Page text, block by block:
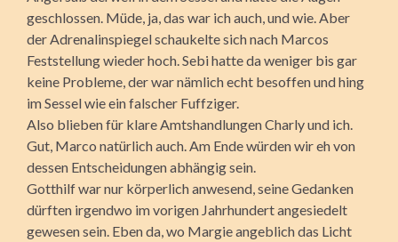
geschlossen. Müde, ja, das war ich auch, und wie. Aber
der Adrenalinspiegel schaukelte sich nach Marcos
Feststellung wieder hoch. Sebi hatte da weniger bis gar
keine Probleme, der war nämlich echt besoffen und hing
im Sessel wie ein falscher Fuffziger.
Also blieben für klare Amtshandlungen Charly und ich.
Gut, Marco natürlich auch. Am Ende würden wir eh von
dessen Entscheidungen abhängig sein.
Gotthilf war nur körperlich anwesend, seine Gedanken
dürften irgendwo im vorigen Jahrhundert angesiedelt
gewesen sein. Eben da, wo Margie angeblich das Licht